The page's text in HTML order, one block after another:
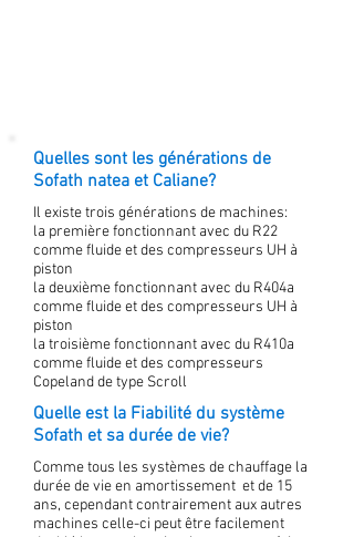
Quelles sont les générations de
Sofath natea et Caliane?
Il existe trois générations de machines:
la première fonctionnant avec du R22
comme fluide et des compresseurs UH à
piston
la deuxième fonctionnant avec du R404a
comme fluide et des compresseurs UH à
piston
la troisième fonctionnant avec du R410a
comme fluide et des compresseurs
Copeland de type Scroll
Quelle est la Fiabilité du système
Sofath et sa durée de vie?
Comme tous les systèmes de chauffage la
durée de vie en amortissement et de 15
ans, cependant contrairement aux autres
machines celle-ci peut être facilement